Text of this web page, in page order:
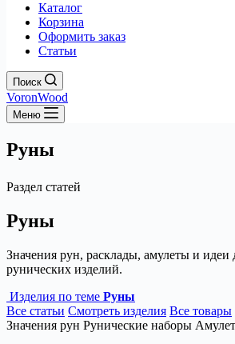
Каталог
Корзина
Оформить заказ
Статьи
Поиск
VoronWood
Меню
Руны
Раздел статей
Руны
Значения рун, расклады, амулеты и идеи
рунических изделий.
Изделия по теме Руны
Все статьи Смотреть изделия Все товары
Значения рун Рунические наборы